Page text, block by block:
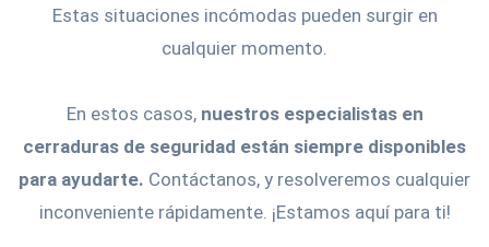
Estas situaciones incómodas pueden surgir en
cualquier momento.
En estos casos, nuestros especialistas en
cerraduras de seguridad están siempre disponibles
para ayudarte. Contáctanos, y resolveremos cualquier
inconveniente rápidamente. ¡Estamos aquí para ti!